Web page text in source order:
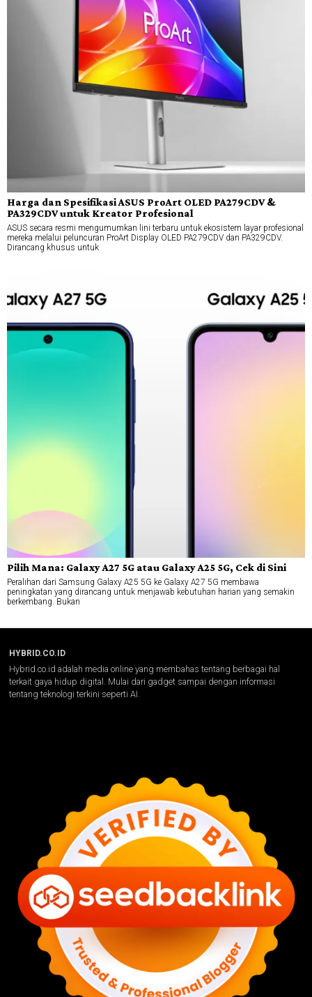
Harga dan Spesifikasi ASUS ProArt OLED PA279CDV &
PA329CDV untuk Kreator Profesional
ASUS secara resmi mengumumkan lini terbaru untuk ekosistem layar profesional
mereka melalui peluncuran ProArt Display OLED PA279CDV dan PA329CDV.
Dirancang khusus untuk
Pilih Mana: Galaxy A27 5G atau Galaxy A25 5G, Cek di Sini
Peralihan dari Samsung Galaxy A25 5G ke Galaxy A27 5G membawa
peningkatan yang dirancang untuk menjawab kebutuhan harian yang semakin
berkembang. Bukan
HYBRID.CO.ID
Hybrid.co.id adalah media online yang membahas tentang berbagai hal
terkait gaya hidup digital. Mulai dari gadget sampai dengan informasi
tentang teknologi terkini seperti AI.